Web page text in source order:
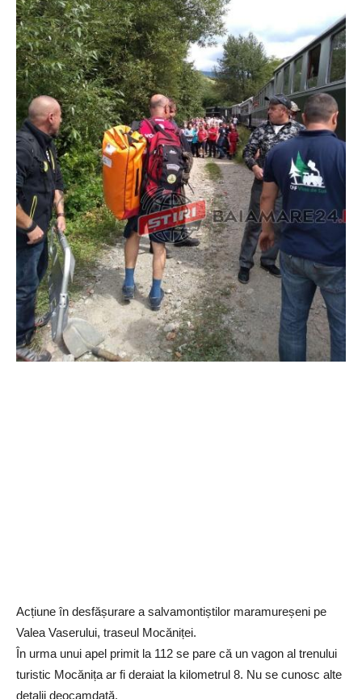
Acțiune în desfășurare a salvamontiștilor maramureșeni pe
Valea Vaserului, traseul Mocăniței.
În urma unui apel primit la 112 se pare că un vagon al trenului
turistic Mocănița ar fi deraiat la kilometrul 8. Nu se cunosc alte
detalii deocamdată.